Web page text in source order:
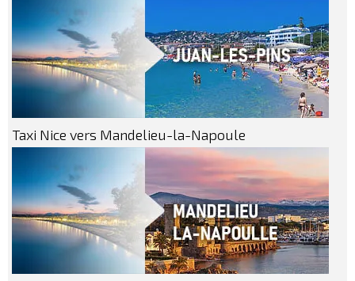
Taxi Nice vers Mandelieu-la-Napoule